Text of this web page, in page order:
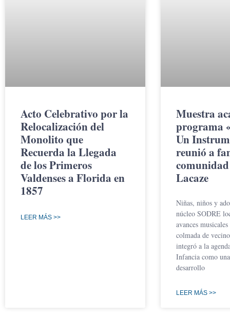
Acto Celebrativo por la
Relocalización del
Monolito que
Recuerda la Llegada
de los Primeros
Valdenses a Florida en
1857
LEER MÁS >>
Muestra
programa
Un
reunió a
Lacaze
Niñas, niños y
núcleo SODRE
avances
colmada de
integró a la
Infancia como
desarrollo
LEER MÁS >>